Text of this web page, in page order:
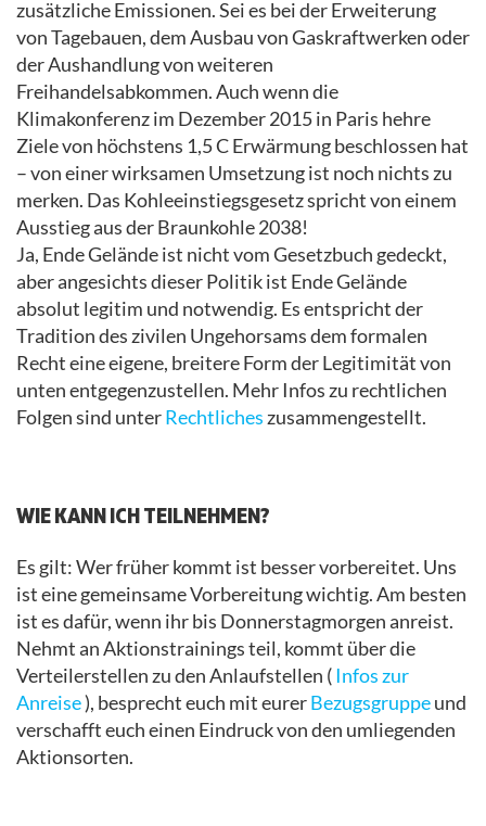
zusätzliche Emissionen. Sei es bei der Erweiterung
von Tagebauen, dem Ausbau von Gaskraftwerken oder
der Aushandlung von weiteren
Freihandelsabkommen. Auch wenn die
Klimakonferenz im Dezember 2015 in Paris hehre
Ziele von höchstens 1,5 C Erwärmung beschlossen hat
– von einer wirksamen Umsetzung ist noch nichts zu
merken. Das Kohleeinstiegsgesetz spricht von einem
Ausstieg aus der Braunkohle 2038!
Ja, Ende Gelände ist nicht vom Gesetzbuch gedeckt,
aber angesichts dieser Politik ist Ende Gelände
absolut legitim und notwendig. Es entspricht der
Tradition des zivilen Ungehorsams dem formalen
Recht eine eigene, breitere Form der Legitimität von
unten entgegenzustellen. Mehr Infos zu rechtlichen
Folgen sind unterRechtlicheszusammengestellt.
WIE KANN ICH TEILNEHMEN?
Es gilt: Wer früher kommt ist besser vorbereitet. Uns
ist eine gemeinsame Vorbereitung wichtig. Am besten
ist es dafür, wenn ihr bis Donnerstagmorgen anreist.
Nehmt an Aktionstrainings teil, kommt über die
Verteilerstellen zu den Anlaufstellen (Infos zur
Anreise), besprecht euch mit eurerBezugsgruppeund
verschafft euch einen Eindruck von den umliegenden
Aktionsorten.